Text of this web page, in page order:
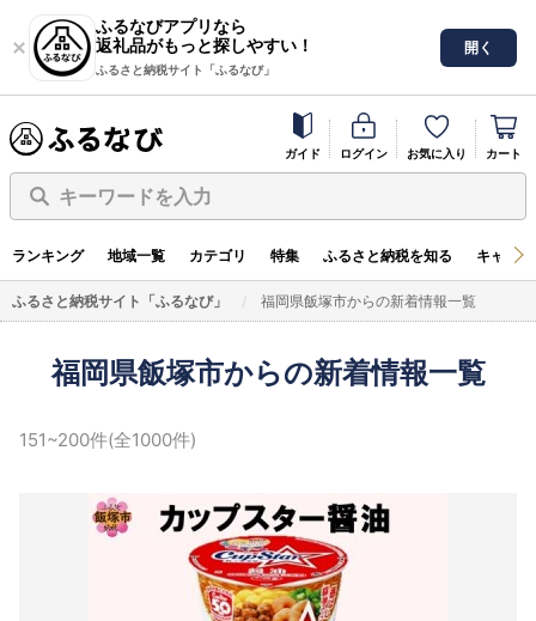
ふるなびアプリなら
返礼品がもっと探しやすい！
ふるさと納税サイト「ふるなび」
開く
ガイド ログイン お気に入り カート
キーワードを入力
ランキング 地域一覧 カテゴリ 特集 ふるさと納税を知る キャン
ふるさと納税サイト「ふるなび」 福岡県飯塚市からの新着情報一覧
福岡県飯塚市からの新着情報一覧
151~200件(全1000件)